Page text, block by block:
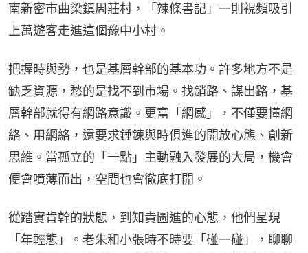
南新密市曲梁鎮周莊村，「辣條書記」一則視頻吸引
上萬遊客走進這個豫中小村。
把握時與勢，也是基層幹部的基本功。許多地方不是
缺乏資源，愁的是找不到市場。找銷路、謀出路，基
層幹部就得有網路意識。更富「網感」，不僅要懂網
絡、用網絡，還要求錘鍊與時俱進的開放心態、創新
思維。當孤立的「一點」主動融入發展的大局，機會
便會噴薄而出，空間也會徹底打開。
從踏實肯幹的狀態，到知責圖進的心態，他們呈現
「年輕態」。老朱和小張時不時要「碰一碰」，聊聊